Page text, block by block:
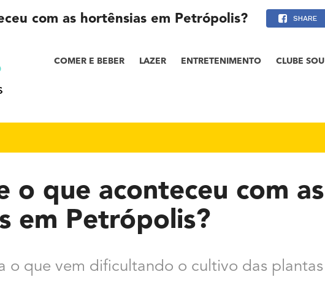
COMER E BEBER LAZER ENTRETENIMENTO CLUBE SOU
com as hortênsias em Petrópolis? SHARE
o que aconteceu com as
em Petrópolis?
o que vem dificultando o cultivo das plantas